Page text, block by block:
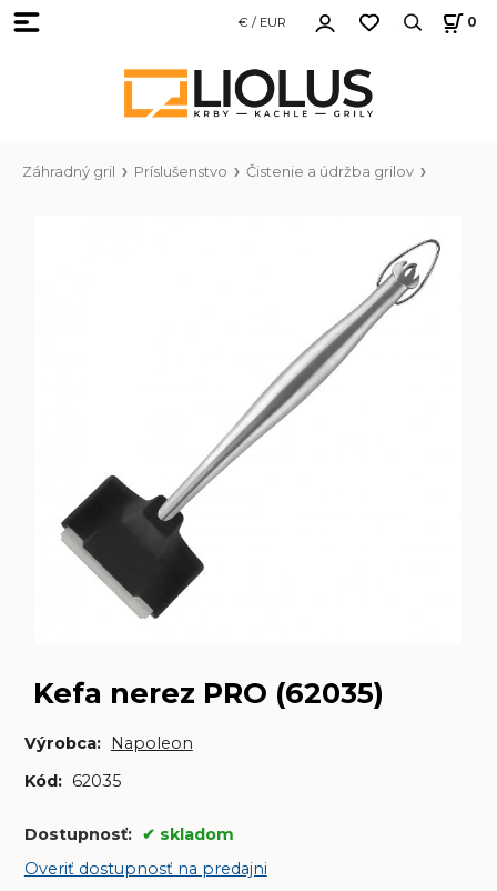
€ / EUR 0
Záhradný gril Príslušenstvo Čistenie a údržba grilov
Kefa nerez PRO (62035)
Výrobca: Napoleon
Kód: 62035
Dostupnosť:
skladom
Overiť dostupnosť na predajni